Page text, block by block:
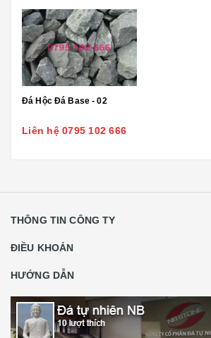
Đá Hộc Đá Base - 02
Liên hệ 0795 102 666
THÔNG TIN CÔNG TY
ĐIỀU KHOẢN
HƯỚNG DẪN